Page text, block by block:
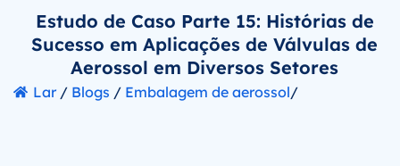
Estudo de Caso Parte 15: Histórias de
Sucesso em Aplicações de Válvulas de
Aerossol em Diversos Setores
Lar/ Blogs / Embalagem de aerossol/